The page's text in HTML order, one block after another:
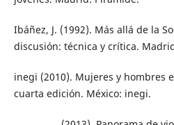
Ibáñez, J. (1992). Más allá de la
discusión: técnica y crítica.
inegi (2010). Mujeres y hombres
cuarta edición. México: inegi.